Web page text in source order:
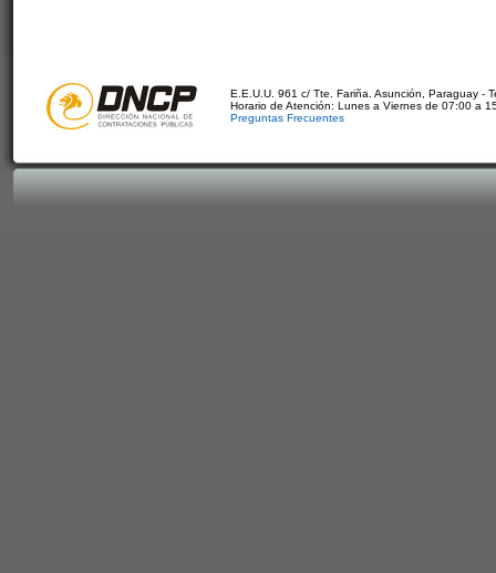
E.E.U.U. 961 c/ Tte. Fariña. Asunción, Paraguay -
Horario de Atención: Lunes a Viernes de 07:00 a
Preguntas Frecuentes